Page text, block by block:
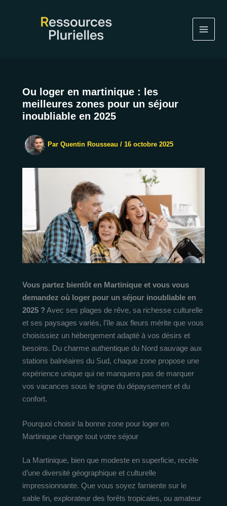
Ou loger en martinique : les
meilleures zones pour un séjour
inoubliable en 2025
Par Quentin Rousseau / 16 octobre 2025
Vous partez bientôt en Martinique et vous vous
demandez où loger pour un séjour inoubliable en
2025 ?Avec ses plages de rêve, sa richesse culturelle
et ses paysages variés, l’île aux fleurs mérite que vous
choisissiez un hébergement adapté à vos désirs et
besoins. Du charme authentique du Nord sauvage aux
stations balnéaires du Sud, chaque zone propose une
expérience unique qui ne manquera pas de marquer
vos vacances sous le signe du dépaysement et du
confort.
Pourquoi choisir la bonne zone pour loger en
Martinique change tout votre séjour
La Martinique, bien que modeste en superficie, recèle
d’une diversité géographique et culturelle
impressionnante. Que vous soyez farniente sur le
sable fin, explorateur des forêts tropicales, ou amateur